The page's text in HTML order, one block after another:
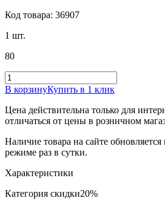
Код товара: 36907
1 шт.
80
В корзинуКупить в 1 клик
Цена действительна только для
отличаться от цены в розничном
Наличие товара на сайте
режиме раз в сутки.
Характеристики
Категория скидки20%